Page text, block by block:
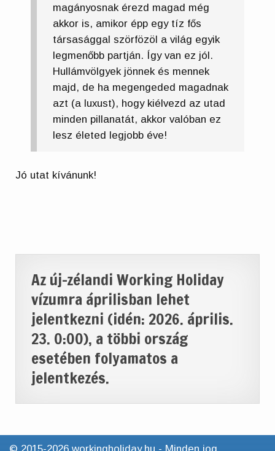
magányosnak érezd magad még
akkor is, amikor épp egy tíz fős
társasággal szörfözöl a világ egyik
legmenőbb partján. Így van ez jól.
Hullámvölgyek jönnek és mennek
majd, de ha megengeded magadnak
azt (a luxust), hogy kiélvezd az utad
minden pillanatát, akkor valóban ez
lesz életed legjobb éve!
Jó utat kívánunk!
Az új-zélandi Working Holiday
vízumra áprilisban lehet
jelentkezni (idén: 2026. április.
23. 0:00), a többi ország
esetében folyamatos a
jelentkezés.
© 2015-2026 workingholiday.hu - Minden jog